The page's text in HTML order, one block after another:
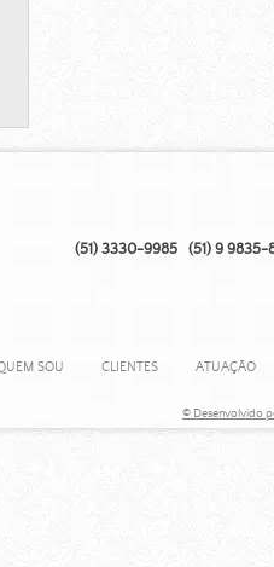
(51) 3330-9985 (51) 9 9835-
SOU CLIENTES ATUAÇÃO
© Desenvolvido